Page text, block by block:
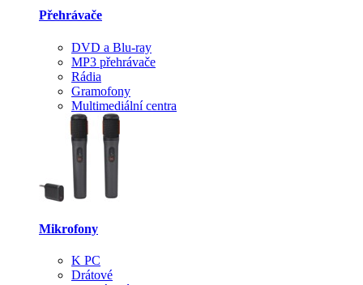
Přehrávače
DVD a Blu-ray
MP3 přehrávače
Rádia
Gramofony
Multimediální centra
Mikrofony
K PC
Drátové